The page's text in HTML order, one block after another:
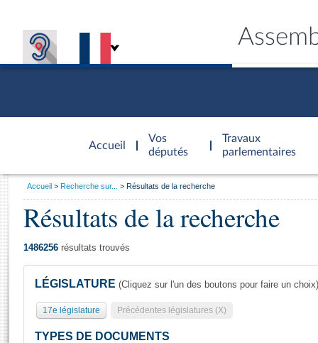
Accueil
d'accueil
Vos
députés
Travaux
parlementaires
Présidence
Séance publique
Général
Rôle et pouvoirs de l'Assemblée
Visiter l'Assemblée
Vous
Accueil Recherche sur... Résultats de la recherche
Résultats de la recherche
1486256 résultats trouvés
LÉGISLATURE (Cliquez sur l'un des boutons pour faire un choix)
17e législature Précédentes législatures (X)
TYPES DE DOCUMENTS